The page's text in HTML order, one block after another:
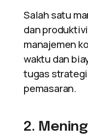
Salah satu
dan
manajemen
waktu dan
tugas
pemasaran.
2.